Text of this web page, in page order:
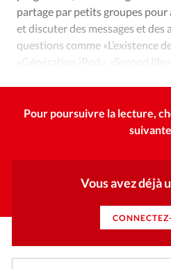
Société
Tour du monde des
Vécu
Vie Intérieure
partage par petits groupes
et discuter des messages et
questions comme «L’existence
«Génération iPod», «Second
Pour poursuivre la lecture,
Vous avez déjà